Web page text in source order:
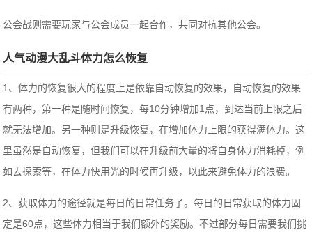
公会战则需要玩家与公会成员一起合作，共同对抗其他公会。
人气动漫大乱斗体力怎么恢复
1、体力的恢复很大的程度上是依靠自动恢复的效果，自动恢复的效果
有两种，第一种是随时间恢复，每10分钟增加1点，到达当前上限之后
就无法增加。另一种则是升级恢复，在增加体力上限的获得满体力。这
里虽然是自动恢复，但我们可以在升级前大量的将自身体力消耗掉，例
如去探索等，在体力快用光的时候再升级，以此来避免体力的浪费。
2、获取体力的途径就是每日的日常任务了。每日的日常获取的体力固
定是60点，这些体力相当于我们额外的奖励。不过部分每日需要我们挑